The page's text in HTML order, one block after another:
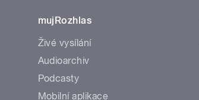
mujRozhlas
Živé vysílání
Audioarchiv
Podcasty
Mobilní aplikace